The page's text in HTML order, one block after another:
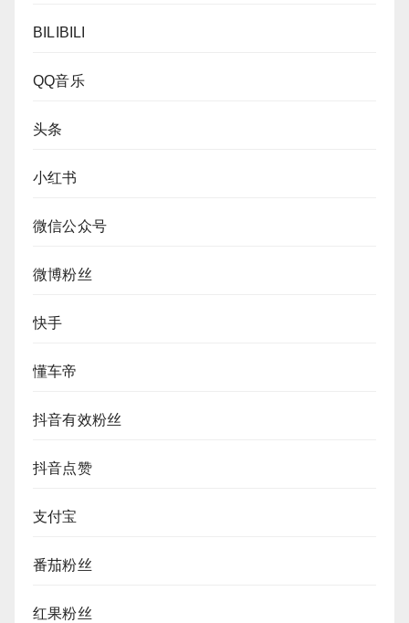
BILIBILI
QQ音乐
头条
小红书
微信公众号
微博粉丝
快手
懂车帝
抖音有效粉丝
抖音点赞
支付宝
番茄粉丝
红果粉丝